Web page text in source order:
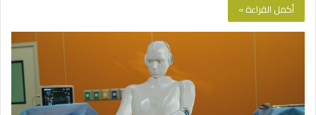
أكمل القراءة »